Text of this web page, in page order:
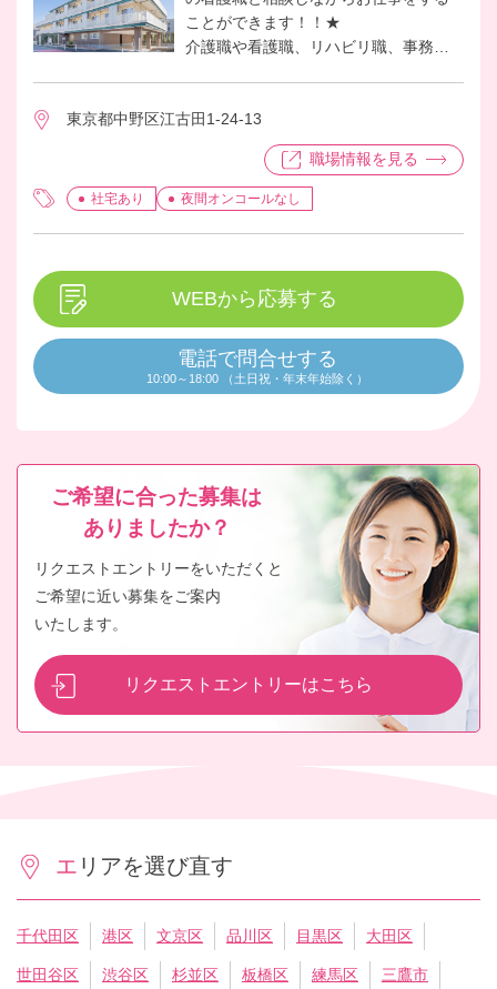
ことができます！！★
介護職や看護職、リハビリ職、事務ス
ビングに集まり、「ゆりの会」という
料理クラブや書道クラブなどの活動を
されています。ご入居者様とスタッフ
の距離が近く、お身体のことや生活の
東京都中野区江古田1-24-13
職場情報を見る
社宅あり 夜間オンコールなし
WEBから応募する
電話で問合せする
10:00～18:00 （土日祝・年末年始除く）
ご希望に合った募集は
ありましたか？
リクエストエントリーをいただくと
ご希望に近い募集をご案内
いたします。
リクエストエントリーはこちら
エリアを選び直す
千代田区 港区 文京区 品川区 目黒区 大田区
世田谷区 渋谷区 杉並区 板橋区 練馬区 三鷹市